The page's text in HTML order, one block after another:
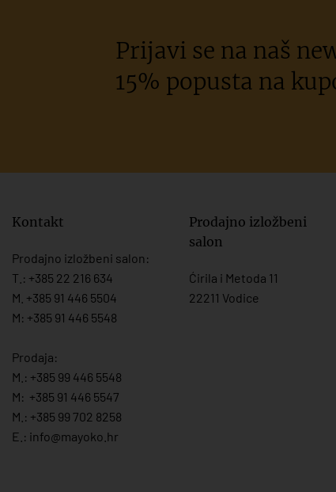
Prijavi se na naš
15% popusta na
Kontakt
Prodajno izložbeni salon:
T.: +385 22 216 634
M. +385 91 446 5504
M: +385 91 446 5548
Prodaja:
M.: +385 99 446 5548
M: +385 91 446 5547
M.: +385 99 702 8258
E.: info@mayoko. hr
Prodajno izložbeni
salon
Ćirila i Metoda 11
22211 Vodice